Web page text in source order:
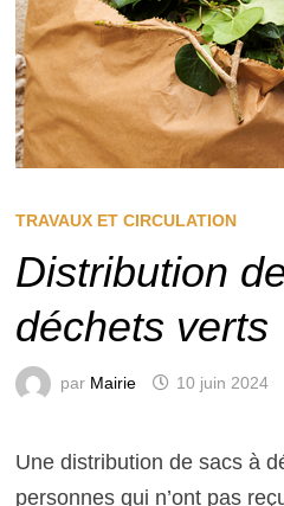
TRAVAUX ET CIRCULATION
Distribution
déchets verts
par Mairie 10 juin 2024
Une distribution de sacs à
personnes qui n’ont pas